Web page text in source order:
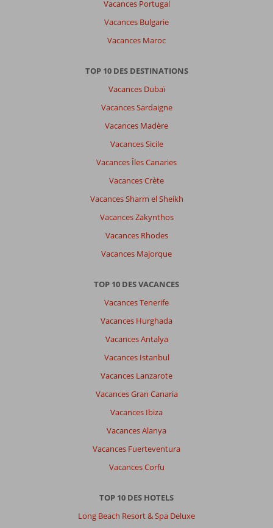
Vacances Portugal
Vacances Bulgarie
Vacances Maroc
TOP 10 DES DESTINATIONS
Vacances Dubaï
Vacances Sardaigne
Vacances Madère
Vacances Sicile
Vacances Îles Canaries
Vacances Crète
Vacances Sharm el Sheikh
Vacances Zakynthos
Vacances Rhodes
Vacances Majorque
TOP 10 DES VACANCES
Vacances Tenerife
Vacances Hurghada
Vacances Antalya
Vacances Istanbul
Vacances Lanzarote
Vacances Gran Canaria
Vacances Ibiza
Vacances Alanya
Vacances Fuerteventura
Vacances Corfu
TOP 10 DES HOTELS
Long Beach Resort & Spa Deluxe